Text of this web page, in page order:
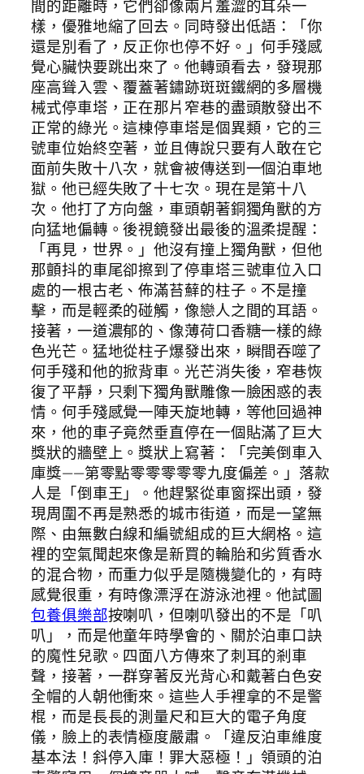
間的距離時，它們卻像兩片羞澀的耳朵一
樣，優雅地縮了回去。同時發出低語：「你
還是別看了，反正你也停不好。」何手殘感
覺心臟快要跳出來了。他轉頭看去，發現那
座高聳入雲、覆蓋著鏽跡斑斑鐵網的多層機
械式停車塔，正在那片窄巷的盡頭散發出不
正常的綠光。這棟停車塔是個異類，它的三
號車位始終空著，並且傳說只要有人敢在它
面前失敗十八次，就會被傳送到一個泊車地
獄。他已經失敗了十七次。現在是第十八
次。他打了方向盤，車頭朝著銅獨角獸的方
向猛地偏轉。後視鏡發出最後的溫柔提醒：
「再見，世界。」他沒有撞上獨角獸，但他
那顫抖的車尾卻擦到了停車塔三號車位入口
處的一根古老、佈滿苔蘚的柱子。不是撞
擊，而是輕柔的碰觸，像戀人之間的耳語。
接著，一道濃郁的、像薄荷口香糖一樣的綠
色光芒。猛地從柱子爆發出來，瞬間吞噬了
何手殘和他的掀背車。光芒消失後，窄巷恢
復了平靜，只剩下獨角獸雕像一臉困惑的表
情。何手殘感覺一陣天旋地轉，等他回過神
來，他的車子竟然垂直停在一個貼滿了巨大
獎狀的牆壁上。獎狀上寫著：「完美倒車入
庫獎——第零點零零零零零九度偏差。」落款
人是「倒車王」。他趕緊從車窗探出頭，發
現周圍不再是熟悉的城市街道，而是一望無
際、由無數白線和編號組成的巨大網格。這
裡的空氣聞起來像是新買的輪胎和劣質香水
的混合物，而重力似乎是隨機變化的，有時
感覺很重，有時像漂浮在游泳池裡。他試圖
包養俱樂部按喇叭，但喇叭發出的不是「叭
叭」，而是他童年時學會的、關於泊車口訣
的魔性兒歌。四面八方傳來了刺耳的剎車
聲，接著，一群穿著反光背心和戴著白色安
全帽的人朝他衝來。這些人手裡拿的不是警
棍，而是長長的測量尺和巨大的電子角度
儀，臉上的表情極度嚴肅。「違反泊車維度
基本法！斜停入庫！罪大惡極！」領頭的泊